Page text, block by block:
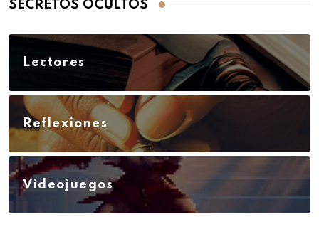
SECRETOS OCULTOS
Lectores
Reflexiones
Videojuegos